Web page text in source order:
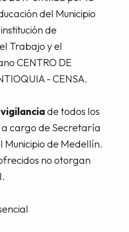
del Municipio
de
Trabajo y el
CENTRO DE
- CENSA.
de todos los
cargo de Secretaría
Municipio de Medellín.
no otorgan